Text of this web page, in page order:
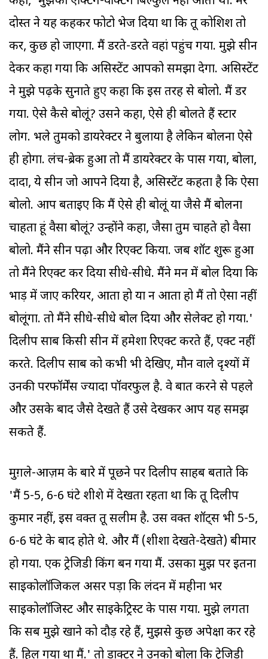
दोस्त ने यह कहकर फोटो भेज दिया था कि तू कोशिश तो
कर, कुछ हो जाएगा. मैं डरते-डरते वहां पहुंच गया. मुझे सीन
देकर कहा गया कि असिस्टेंट आपको समझा देगा. असिस्टेंट
ने मुझे पढ़के सुनाते हुए कहा कि इस तरह से बोलो. मैं डर
गया. ऐसे कैसे बोलूं? उसने कहा, ऐसे ही बोलते हैं स्टार
लोग. भले तुमको डायरेक्टर ने बुलाया है लेकिन बोलना ऐसे
ही होगा. लंच-ब्रेक हुआ तो मैं डायरेक्टर के पास गया, बोला,
दादा, ये सीन जो आपने दिया है, असिस्टेंट कहता है कि ऐसा
बोलो. आप बताइए कि मैं ऐसे ही बोलूं या जैसे मैं बोलना
चाहता हूं वैसा बोलूं? उन्होंने कहा, जैसा तुम चाहते हो वैसा
बोलो. मैंने सीन पढ़ा और रिएक्ट किया. जब शॉट शुरू हुआ
तो मैंने रिएक्ट कर दिया सीधे-सीधे. मैंने मन में बोल दिया कि
भाड़ में जाए करियर, आता हो या न आता हो मैं तो ऐसा नहीं
बोलूंगा. तो मैंने सीधे-सीधे बोल दिया और सेलेक्ट हो गया.'
दिलीप साब किसी सीन में हमेशा रिएक्ट करते हैं, एक्ट नहीं
करते. दिलीप साब को कभी भी देखिए, मौन वाले दृश्यों में
उनकी परफॉर्मेंस ज्यादा पॉवरफुल है. वे बात करने से पहले
और उसके बाद जैसे देखते हैं उसे देखकर आप यह समझ
सकते हैं.
मुग़ले-आज़म के बारे में पूछने पर दिलीप साहब बताते कि
'मैं 5-5, 6-6 घंटे शीशे में देखता रहता था कि तू दिलीप
कुमार नहीं, इस वक्त तू सलीम है. उस वक्त शॉट्स भी 5-5,
6-6 घंटे के बाद होते थे. और मैं (शीशा देखते-देखते) बीमार
हो गया. एक ट्रेजिडी किंग बन गया मैं. उसका मुझ पर इतना
साइकोलॉजिकल असर पड़ा कि लंदन में महीना भर
साइकोलॉजिस्ट और साइकेट्रिस्ट के पास गया. मुझे लगता
कि सब मुझे खाने को दौड़ रहे हैं, मुझसे कुछ अपेक्षा कर रहे
हैं. हिल गया था मैं.' तो डाक्टर ने उनको बोला कि ट्रेजिडी